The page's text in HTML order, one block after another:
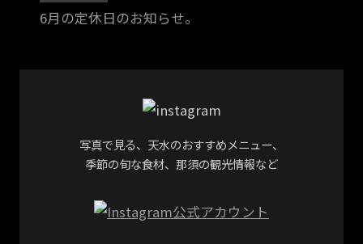
6月の定休日のお知らせ。
写真で見る、天水のおすすめメニュー、
季節の旬な食材、那須の観光情報など